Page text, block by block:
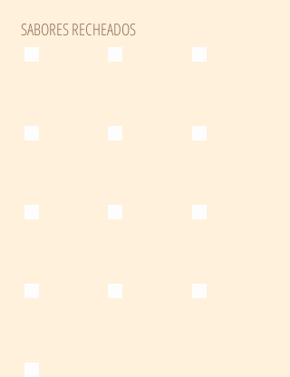
SABORES RECHEADOS